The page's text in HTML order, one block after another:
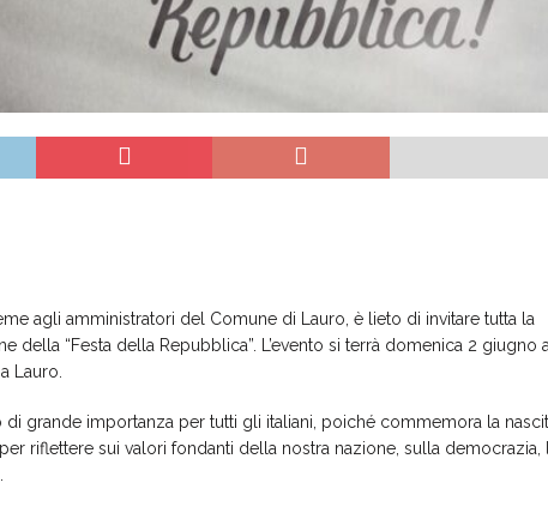
agli amministratori del Comune di Lauro, è lieto di invitare tutta la
della “Festa della Repubblica”. L’evento si terrà domenica 2 giugno a
Lauro.
di grande importanza per tutti gli italiani, poiché commemora la
riflettere sui valori fondanti della nostra nazione, sulla democrazia,